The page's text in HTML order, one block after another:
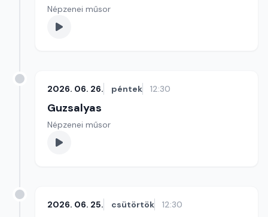
Népzenei műsor
2026. 06. 26. péntek 12:30
Guzsalyas
Népzenei műsor
2026. 06. 25. csütörtök 12:30